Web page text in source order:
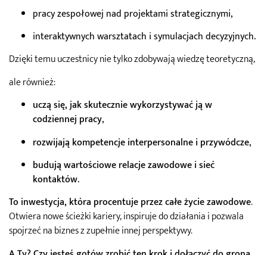
pracy zespołowej nad projektami strategicznymi,
interaktywnych warsztatach i symulacjach decyzyjnych.
Dzięki temu uczestnicy nie tylko zdobywają wiedzę teoretyczną,
ale również:
uczą się, jak skutecznie wykorzystywać ją w
codziennej pracy,
rozwijają kompetencje interpersonalne i przywódcze,
budują wartościowe relacje zawodowe i sieć
kontaktów.
To inwestycja, która procentuje przez całe życie zawodowe.
Otwiera nowe ścieżki kariery, inspiruje do działania i pozwala
spojrzeć na biznes z zupełnie innej perspektywy.